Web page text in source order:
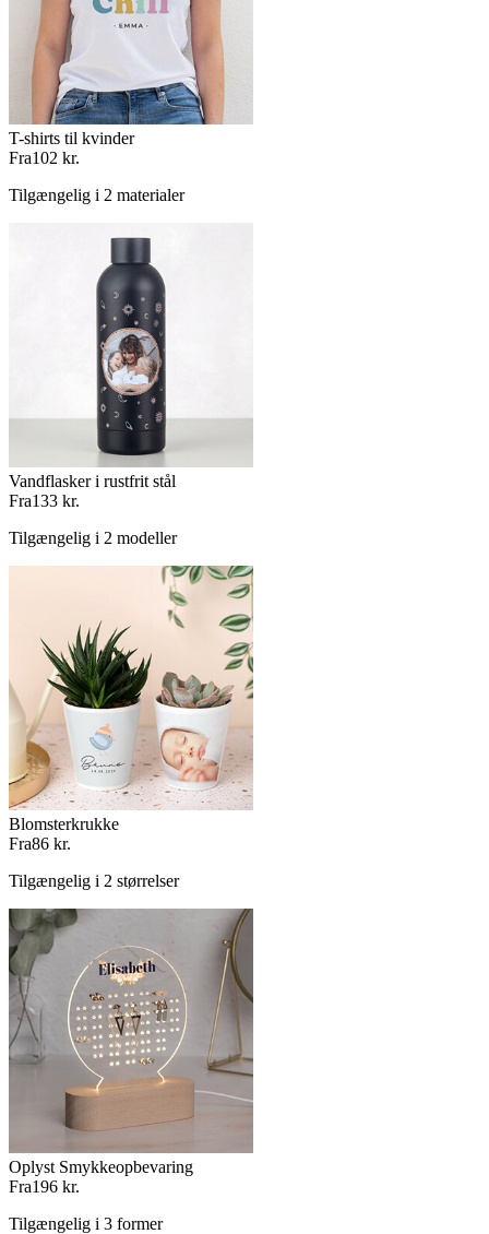
T-shirts til kvinder
Fra102 kr.
Tilgængelig i 2 materialer
Vandflasker i rustfrit stål
Fra133 kr.
Tilgængelig i 2 modeller
Blomsterkrukke
Fra86 kr.
Tilgængelig i 2 størrelser
Oplyst Smykkeopbevaring
Fra196 kr.
Tilgængelig i 3 former